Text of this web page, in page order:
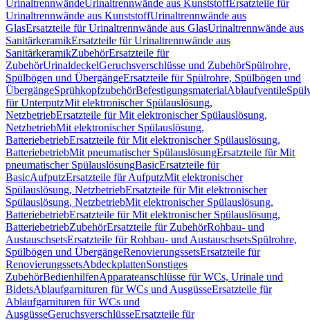
UrinaltrennwändeUrinaltrennwände aus KunststoffErsatzteile für
Urinaltrennwände aus KunststoffUrinaltrennwände aus
GlasErsatzteile für Urinaltrennwände aus GlasUrinaltrennwände aus
SanitärkeramikErsatzteile für Urinaltrennwände aus
SanitärkeramikZubehörErsatzteile für
ZubehörUrinaldeckelGeruchsverschlüsse und ZubehörSpülrohre,
Spülbögen und ÜbergängeErsatzteile für Spülrohre, Spülbögen und
ÜbergängeSprühkopfzubehörBefestigungsmaterialAblaufventile
für UnterputzMit elektronischer Spülauslösung,
NetzbetriebErsatzteile für Mit elektronischer Spülauslösung,
NetzbetriebMit elektronischer Spülauslösung,
BatteriebetriebErsatzteile für Mit elektronischer Spülauslösung,
BatteriebetriebMit pneumatischer SpülauslösungErsatzteile für Mit
pneumatischer SpülauslösungBasicErsatzteile für
BasicAufputzErsatzteile für AufputzMit elektronischer
Spülauslösung, NetzbetriebErsatzteile für Mit elektronischer
Spülauslösung, NetzbetriebMit elektronischer Spülauslösung,
BatteriebetriebErsatzteile für Mit elektronischer Spülauslösung,
BatteriebetriebZubehörErsatzteile für ZubehörRohbau- und
AustauschsetsErsatzteile für Rohbau- und AustauschsetsSpülrohre,
Spülbögen und ÜbergängeRenovierungssetsErsatzteile für
RenovierungssetsAbdeckplattenSonstiges
ZubehörBedienhilfenApparateanschlüsse für WCs, Urinale und
BidetsAblaufgarnituren für WCs und AusgüsseErsatzteile für
Ablaufgarnituren für WCs und
AusgüsseGeruchsverschlüsseErsatzteile für